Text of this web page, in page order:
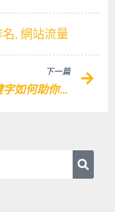
, 網站流量
下一篇
長尾關鍵字如何助你提升搜尋引擎排名與轉換率！